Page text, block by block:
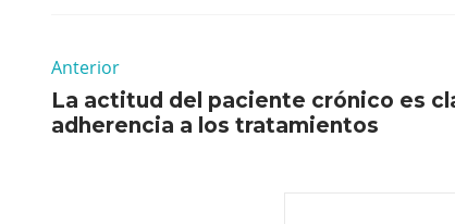
Anterior
La actitud del paciente crónico es
adherencia a los tratamientos